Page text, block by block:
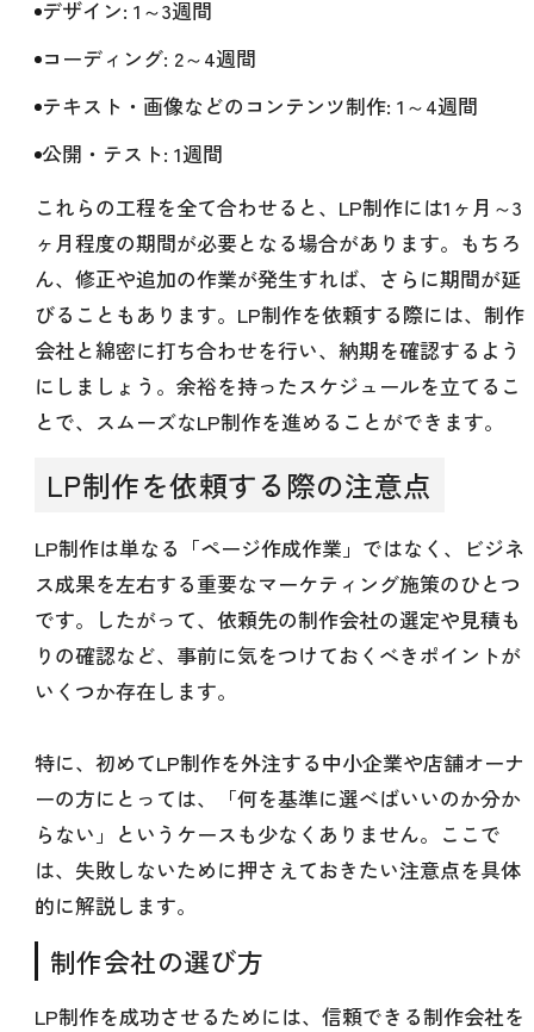
デザイン: 1～3週間
コーディング: 2～4週間
テキスト・画像などのコンテンツ制作: 1～4週間
公開・テスト: 1週間
これらの工程を全て合わせると、LP制作には1ヶ月～3
ヶ月程度の期間が必要となる場合があります。もちろ
ん、修正や追加の作業が発生すれば、さらに期間が延
びることもあります。LP制作を依頼する際には、制作
会社と綿密に打ち合わせを行い、納期を確認するよう
にしましょう。余裕を持ったスケジュールを立てるこ
とで、スムーズなLP制作を進めることができます。
LP制作を依頼する際の注意点
LP制作は単なる「ページ作成作業」ではなく、ビジネ
ス成果を左右する重要なマーケティング施策のひとつ
です。したがって、依頼先の制作会社の選定や見積も
りの確認など、事前に気をつけておくべきポイントが
いくつか存在します。
特に、初めてLP制作を外注する中小企業や店舗オーナ
ーの方にとっては、「何を基準に選べばいいのか分か
らない」というケースも少なくありません。ここで
は、失敗しないために押さえておきたい注意点を具体
的に解説します。
制作会社の選び方
LP制作を成功させるためには、信頼できる制作会社を